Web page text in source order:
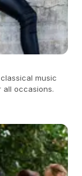
music
occasions.